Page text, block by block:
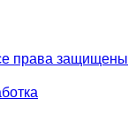
права защищены